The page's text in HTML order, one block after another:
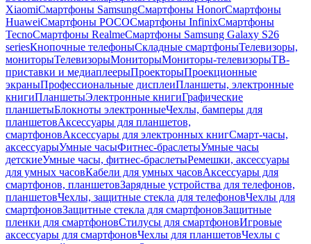
XiaomiСмартфоны SamsungСмартфоны HonorСмартфоны
HuaweiСмартфоны POCOСмартфоны InfinixСмартфоны
TecnoСмартфоны RealmeСмартфоны Samsung Galaxy S26
seriesКнопочные телефоныСкладные смартфоныТелевизоры,
мониторыТелевизорыМониторыМониторы-телевизорыТВ-
приставки и медиаплеерыПроекторыПроекционные
экраныПрофессиональные дисплеиПланшеты, электронные
книгиПланшетыЭлектронные книгиГрафические
планшетыБлокноты электронныеЧехлы, бамперы для
планшетовАксессуары для планшетов,
смартфоновАксессуары для электронных книгСмарт-часы,
аксессуарыУмные часыФитнес-браслетыУмные часы
детскиеУмные часы, фитнес-браслетыРемешки, аксессуары
для умных часовКабели для умных часовАксессуары для
смартфонов, планшетовЗарядные устройства для телефонов,
планшетовЧехлы, защитные стекла для телефоновЧехлы для
смартфоновЗащитные стекла для смартфоновЗащитные
пленки для смартфоновСтилусы для смартфоновИгровые
аксессуары для смартфоновЧехлы для планшетовЧехлы с